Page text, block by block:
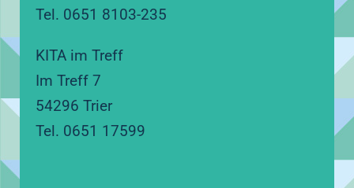
Tel. 0651 8103-235
KITA im Treff
Im Treff 7
54296 Trier
Tel. 0651 17599